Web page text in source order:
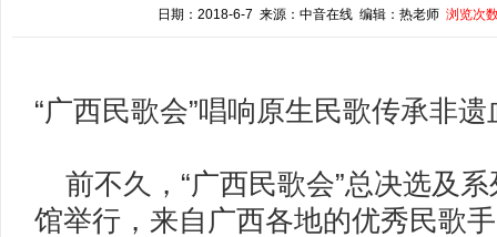
日期：2018-6-7 来源：中音在线 编辑：热老师 浏览次
“广西民歌会”唱响原生民歌传承非遗
前不久，“广西民歌会”总决选及
馆举行，来自广西各地的优秀民歌